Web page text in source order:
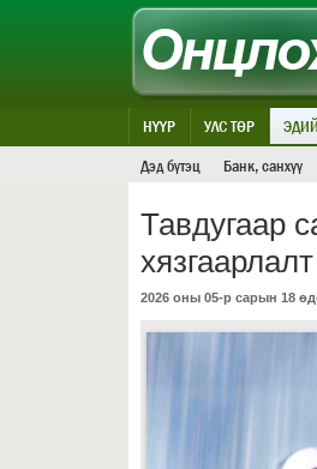
НҮҮР УЛС ТӨР
Дэд бүтэц
Банк, санхүү
Тавдугаар
2026 оны 05-р сарын 18